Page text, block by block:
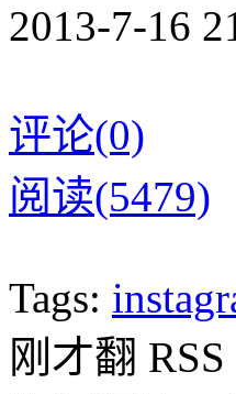
2013-7-16
评论(0)
阅读(5479)
Tags:
刚才翻